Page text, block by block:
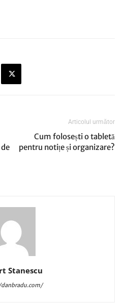
Articolul următor
Cum folosești o tabletă
pentru notițe și organizare?
Stanescu